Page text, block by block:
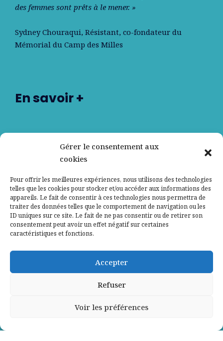
Gérer le consentement aux
cookies
Pour offrir les meilleures expériences, nous utilisons des technologies
telles que les cookies pour stocker et/ou accéder aux informations des
appareils. Le fait de consentir à ces technologies nous permettra de
traiter des données telles que le comportement de navigation ou les
ID uniques sur ce site. Le fait de ne pas consentir ou de retirer son
consentement peut avoir un effet négatif sur certaines
caractéristiques et fonctions.
Accepter
Refuser
Voir les préférences
des femmes sont prêts à le mener. »
Sydney Chouraqui, Résistant, co-fondateur du
Mémorial du Camp des Milles
En savoir +
Contactez-nous
Mentions légales